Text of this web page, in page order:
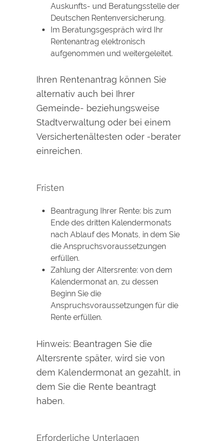
Auskunfts- und Beratungsstelle der
Deutschen Rentenversicherung.
Im Beratungsgespräch wird Ihr
Rentenantrag elektronisch
aufgenommen und weitergeleitet.
Ihren Rentenantrag können Sie
alternativ auch bei Ihrer
Gemeinde- beziehungsweise
Stadtverwaltung oder bei einem
Versichertenältesten oder -berater
einreichen.
Fristen
Beantragung Ihrer Rente: bis zum
Ende des dritten Kalendermonats
nach Ablauf des Monats, in dem Sie
die Anspruchsvoraussetzungen
erfüllen.
Zahlung der Altersrente: von dem
Kalendermonat an, zu dessen
Beginn Sie die
Anspruchsvoraussetzungen für die
Rente erfüllen.
Hinweis: Beantragen Sie die
Altersrente später, wird sie von
dem Kalendermonat an gezahlt, in
dem Sie die Rente beantragt
haben.
Erforderliche Unterlagen